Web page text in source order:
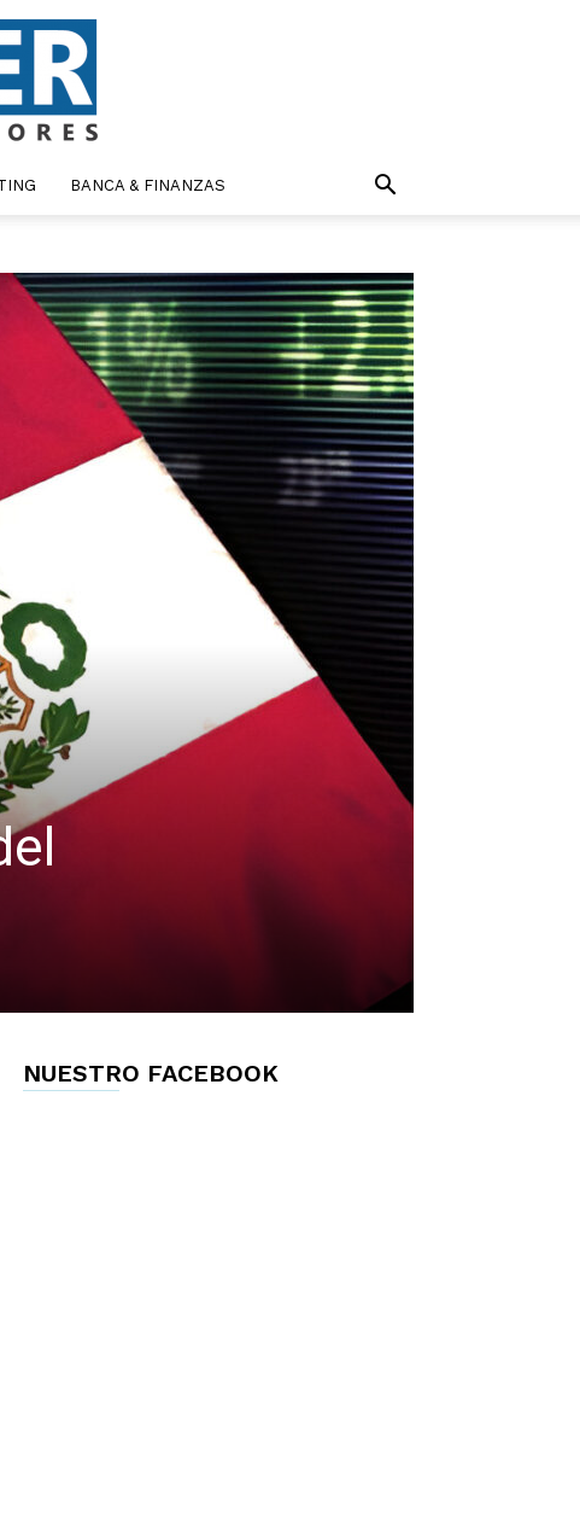
BANCA & FINANZAS
NUESTRO FACEBOOK